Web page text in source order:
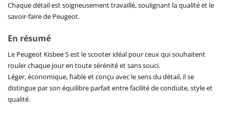
Chaque détail est soigneusement travaillé, soulignant la qualité et le
savoir-faire de Peugeot.
En résumé
Le Peugeot Kisbee S est le scooter idéal pour ceux qui souhaitent
rouler chaque jour en toute sérénité et sans souci.
Léger, économique, fiable et conçu avec le sens du détail, il se
distingue par son équilibre parfait entre facilité de conduite, style et
qualité.